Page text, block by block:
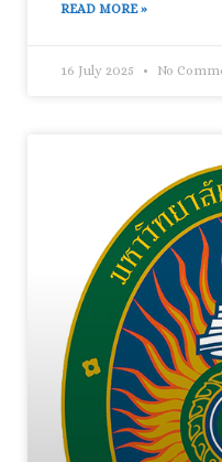
READ MORE »
16 July 2025 No